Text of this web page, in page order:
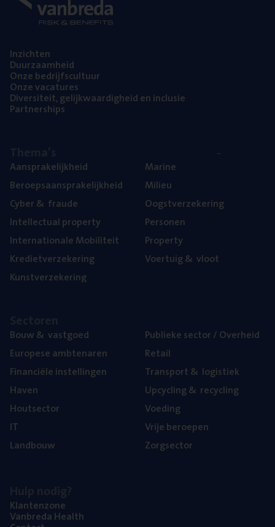
Inzich­ten
Duur­zaam­heid
Onze bedrijfs­cul­tuur
Onze vaca­tu­res
Diver­si­teit, gelijk­waar­dig­heid en inclusie
Part­ner­ships
Aan­spra­ke­lijk­heid
Beroeps­aan­spra­ke­lijk­heid
Cyber& fraude
Intel­lec­tu­al property
Inter­na­ti­o­na­le Mobiliteit
Kre­diet­ver­ze­ke­ring
Kunst­ver­ze­ke­ring
Mari­ne
Mili­eu
Oogst­ver­ze­ke­ring
Per­so­nen
Pro­per­ty
Voer­tuig& vloot
Bouw& vastgoed
Euro­pe­se ambtenaren
Finan­ci­ë­le instellingen
Haven
Hout­sec­tor
IT
Land­bouw
Publie­ke sec­tor / Overheid
Retail
Trans­port& logistiek
Upcy­cling& recycling
Voe­ding
Vrije beroe­pen
Zorg­sec­tor
Klan­ten­zo­ne
Van­b­re­da Health